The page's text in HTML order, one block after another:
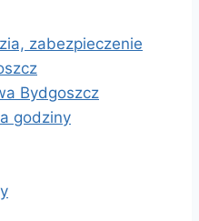
zabezpieczenie
Bydgoszcz
godziny